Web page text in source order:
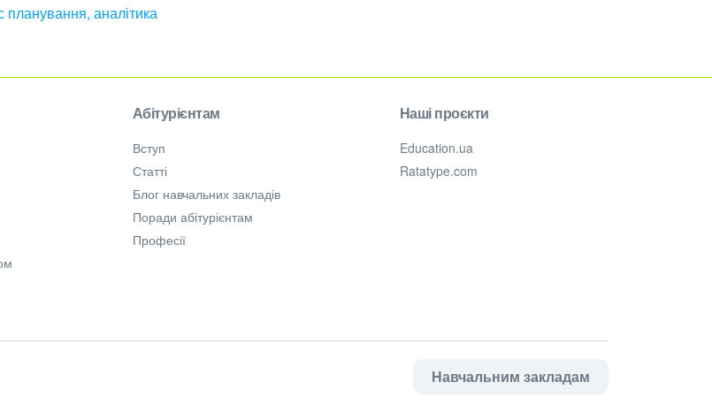
планування, аналітика
Абітурієнтам
Вступ
Статті
Блог навчальних закладів
Поради абітурієнтам
Професії
Наші проєкти
Education.ua
Ratatype.com
Навчальним закладам